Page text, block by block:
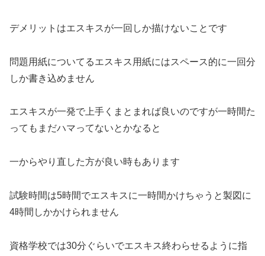
デメリットはエスキスが一回しか描けないことです
問題用紙についてるエスキス用紙にはスペース的に一回分
しか書き込めません
エスキスが一発で上手くまとまれば良いのですが一時間た
ってもまだハマってないとかなると
一からやり直した方が良い時もあります
試験時間は5時間でエスキスに一時間かけちゃうと製図に
4時間しかかけられません
資格学校では30分ぐらいでエスキス終わらせるように指